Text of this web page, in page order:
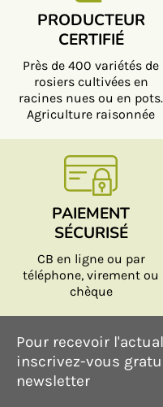
PRODUCTEUR
CERTIFIÉ
Près de 400 variétés de
rosiers cultivées en
racines nues ou en pots.
Agriculture raisonnée
PAIEMENT
SÉCURISÉ
CB en ligne ou par
téléphone, virement ou
chèque
Pour recevoir
inscrivez-vous
newsletter